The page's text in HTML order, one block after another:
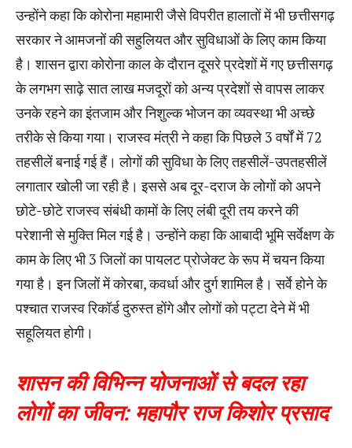
उन्होंने कहा कि कोरोना महामारी जैसे विपरीत हालातों में भी छत्तीसगढ़
सरकार ने आमजनों की सहुलियत और सुविधाओं के लिए काम किया
है। शासन द्वारा कोरोना काल के दौरान दूसरे प्रदेशों में गए छत्तीसगढ़
के लगभग साढ़े सात लाख मजदूरों को अन्य प्रदेशों से वापस लाकर
उनके रहने का इंतजाम और निशुल्क भोजन का व्यवस्था भी अच्छे
तरीके से किया गया। राजस्व मंत्री ने कहा कि पिछले 3 वर्षों में 72
तहसीलें बनाई गई हैं। लोगों की सुविधा के लिए तहसीलें-उपतहसीलें
लगातार खोली जा रही है। इससे अब दूर-दराज के लोगों को अपने
छोटे-छोटे राजस्व संबंधी कामों के लिए लंबी दूरी तय करने की
परेशानी से मुक्ति मिल गई है। उन्होंने कहा कि आबादी भूमि सर्वेक्षण के
काम के लिए भी 3 जिलों का पायलट प्रोजेक्ट के रूप में चयन किया
गया है। इन जिलों में कोरबा, कवर्धा और दुर्ग शामिल है। सर्वे होने के
पश्चात राजस्व रिकॉर्ड दुरुस्त होंगे और लोगों को पट्टा देने में भी
सहूलियत होगी।
शासन की विभिन्न योजनाओं से बदल रहा
लोगों का जीवन: महापौर राज किशोर प्रसाद